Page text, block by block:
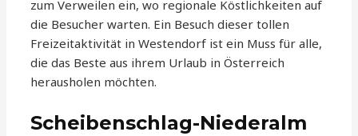
zum Verweilen ein, wo regionale Köstlichkeiten auf
die Besucher warten. Ein Besuch dieser tollen
Freizeitaktivität in Westendorf ist ein Muss für alle,
die das Beste aus ihrem Urlaub in Österreich
herausholen möchten.
Scheibenschlag-Niederalm